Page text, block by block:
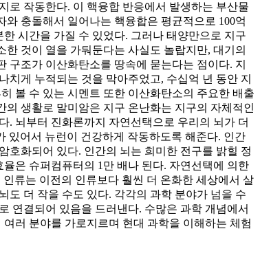
로 작동한다. 이 핵융합 반응에서 발생하는 부산물
충돌해서 일어나는 핵융합은 평균적으로 100억
시간을 가질 수 있었다. 그러나 태양만으로 지구
것이 열을 가둬둔다는 사실도 놀랍지만, 대기의
조가 이산화탄소를 땅속에 묻는다는 점이다. 지
게 누적되는 것을 막아주었고, 수십억 년 동안 지
볼 수 있는 시멘트 또한 이산화탄소의 주요한 배출
생활로 말미암은 지구 온난화는 지구의 자체적인
. 뇌부터 진화론까지 자연선택으로 우리의 뇌가 더
있어서 뉴런이 건강하게 작동하도록 해준다. 인간
호화되어 있다. 인간의 뇌는 희미한 전구를 밝힐 정
은 슈퍼컴퓨터의 1만 배나 된다. 자연선택에 의한
류는 이전의 인류보다 훨씬 더 온화한 세상에서 살
도 더 작을 수도 있다. 각각의 과학 분야가 넘을 수
연결되어 있음을 드러낸다. 수많은 과학 개념에서
러 분야를 가로지르며 현대 과학을 이해하는 체험